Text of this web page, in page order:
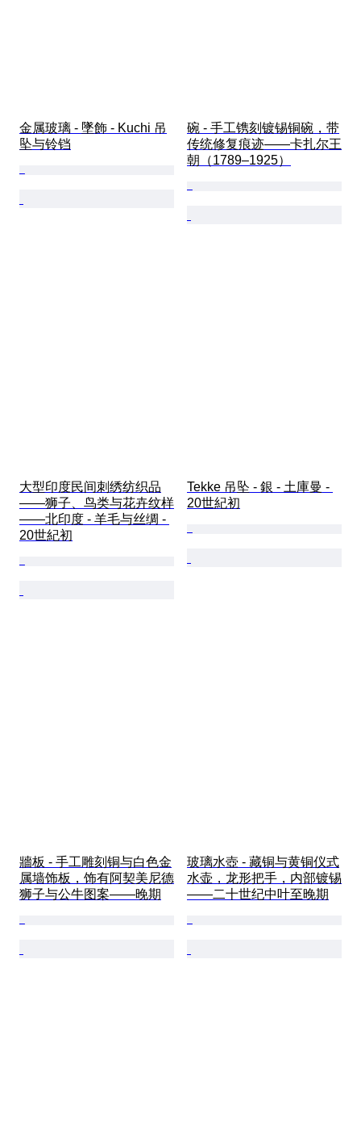
金属玻璃 - 墜飾 - Kuchi 吊
坠与铃铛
碗 - 手工镌刻镀锡铜碗，带
传统修复痕迹——卡扎尔王
朝（1789–1925）
大型印度民间刺绣纺织品
——狮子、鸟类与花卉纹样
——北印度 - 羊毛与丝绸 -
20世紀初
Tekke 吊坠 - 銀 - 土庫曼 -
20世紀初
牆板 - 手工雕刻铜与白色金
属墙饰板，饰有阿契美尼德
狮子与公牛图案——晚期
玻璃水壺 - 藏铜与黄铜仪式
水壶，龙形把手，内部镀锡
——二十世纪中叶至晚期